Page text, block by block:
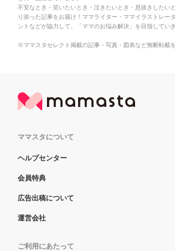
不安なとき・笑いたいとき・泣きたいとき・息抜きしたい
り添った記事をお届け！ママライター・ママイラストレー
ントなどが協力して、「ママのお悩み解決」を目指していき
※ママスタセレクト掲載の記事・写真・図表など無断転載を
ママスタについて
ヘルプセンター
会員特典
広告出稿について
運営会社
ご利用にあたって